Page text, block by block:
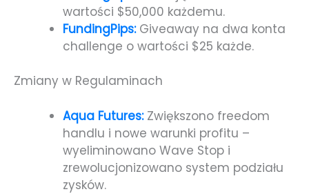
wartości $50,000 każdemu.
FundingPips:Giveaway na dwa konta
challenge o wartości $25 każde.
Zmiany w Regulaminach
Aqua Futures:Zwiększono freedom
handlu i nowe warunki profitu –
wyeliminowano Wave Stop i
zrewolucjonizowano system podziału
zysków.